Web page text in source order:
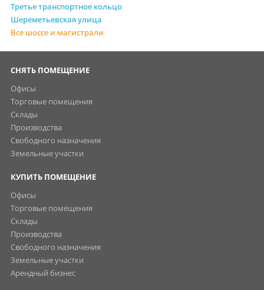
Третье транспортное кольцо
Шереметьевская улица
Все шоссе и магистрали
СНЯТЬ ПОМЕЩЕНИЕ
Офисы
Торговые помещения
Склады
Производства
Свободного назначения
Земельные участки
КУПИТЬ ПОМЕЩЕНИЕ
Офисы
Торговые помещения
Склады
Производства
Свободного назначения
Земельные участки
Арендный бизнес